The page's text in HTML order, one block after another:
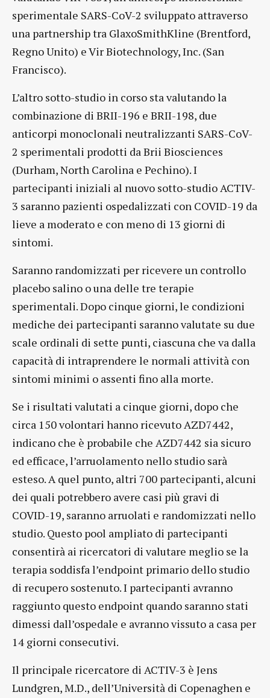
sperimentale SARS-CoV-2 sviluppato attraverso
una partnership tra GlaxoSmithKline (Brentford,
Regno Unito) e Vir Biotechnology, Inc. (San
Francisco).
L’altro sotto-studio in corso sta valutando la
combinazione di BRII-196 e BRII-198, due
anticorpi monoclonali neutralizzanti SARS-CoV-
2 sperimentali prodotti da Brii Biosciences
(Durham, North Carolina e Pechino). I
partecipanti iniziali al nuovo sotto-studio ACTIV-
3 saranno pazienti ospedalizzati con COVID-19 da
lieve a moderato e con meno di 13 giorni di
sintomi.
Saranno randomizzati per ricevere un controllo
placebo salino o una delle tre terapie
sperimentali. Dopo cinque giorni, le condizioni
mediche dei partecipanti saranno valutate su due
scale ordinali di sette punti, ciascuna che va dalla
capacità di intraprendere le normali attività con
sintomi minimi o assenti fino alla morte.
Se i risultati valutati a cinque giorni, dopo che
circa 150 volontari hanno ricevuto AZD7442,
indicano che è probabile che AZD7442 sia sicuro
ed efficace, l’arruolamento nello studio sarà
esteso. A quel punto, altri 700 partecipanti, alcuni
dei quali potrebbero avere casi più gravi di
COVID-19, saranno arruolati e randomizzati nello
studio. Questo pool ampliato di partecipanti
consentirà ai ricercatori di valutare meglio se la
terapia soddisfa l’endpoint primario dello studio
di recupero sostenuto. I partecipanti avranno
raggiunto questo endpoint quando saranno stati
dimessi dall’ospedale e avranno vissuto a casa per
14 giorni consecutivi.
Il principale ricercatore di ACTIV-3 è Jens
Lundgren, M.D., dell’Università di Copenaghen e